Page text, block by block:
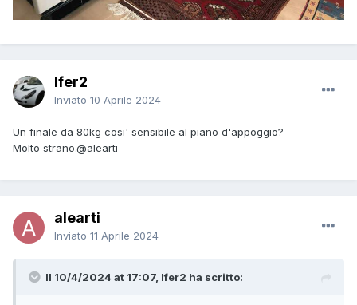
Ifer2
Inviato 10 Aprile 2024
Un finale da 80kg cosi' sensibile al piano d'appoggio?
Molto strano.@alearti
alearti
Inviato 11 Aprile 2024
Il 10/4/2024 at 17:07, Ifer2 ha scritto: